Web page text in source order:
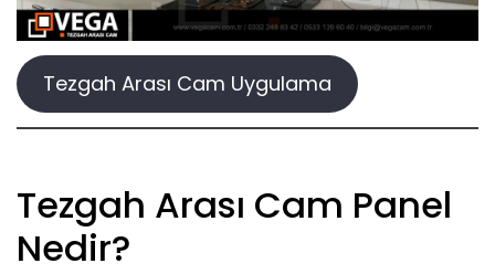
Tezgah Arası Cam Uygulama
Tezgah Arası Cam Panel
Nedir?